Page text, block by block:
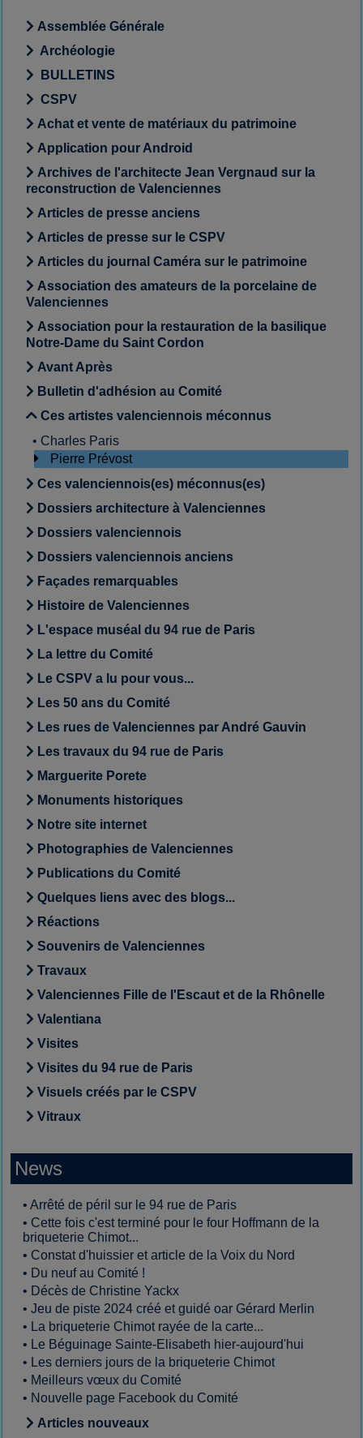
Assemblée Générale
Archéologie
BULLETINS
CSPV
Achat et vente de matériaux du patrimoine
Application pour Android
Archives de l'architecte Jean Vergnaud sur la
reconstruction de Valenciennes
Articles de presse anciens
Articles de presse sur le CSPV
Articles du journal Caméra sur le patrimoine
Association des amateurs de la porcelaine de
Valenciennes
Association pour la restauration de la basilique
Notre-Dame du Saint Cordon
Avant Après
Bulletin d'adhésion au Comité
Ces artistes valenciennois méconnus
• Charles Paris
Pierre Prévost
Ces valenciennois(es) méconnus(es)
Dossiers architecture à Valenciennes
Dossiers valenciennois
Dossiers valenciennois anciens
Façades remarquables
Histoire de Valenciennes
L'espace muséal du 94 rue de Paris
La lettre du Comité
Le CSPV a lu pour vous...
Les 50 ans du Comité
Les rues de Valenciennes par André Gauvin
Les travaux du 94 rue de Paris
Marguerite Porete
Monuments historiques
Notre site internet
Photographies de Valenciennes
Publications du Comité
Quelques liens avec des blogs...
Réactions
Souvenirs de Valenciennes
Travaux
Valenciennes Fille de l'Escaut et de la Rhônelle
Valentiana
Visites
Visites du 94 rue de Paris
Visuels créés par le CSPV
Vitraux
News
• Arrêté de péril sur le 94 rue de Paris
• Cette fois c'est terminé pour le four Hoffmann de la
briqueterie Chimot...
• Constat d'huissier et article de la Voix du Nord
• Du neuf au Comité !
• Décès de Christine Yackx
• Jeu de piste 2024 créé et guidé oar Gérard Merlin
• La briqueterie Chimot rayée de la carte...
• Le Béguinage Sainte-Elisabeth hier-aujourd'hui
• Les derniers jours de la briqueterie Chimot
• Meilleurs vœux du Comité
• Nouvelle page Facebook du Comité
Articles nouveaux